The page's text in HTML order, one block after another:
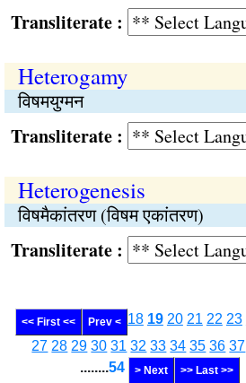
:
Heterogamy
विषमयुग्मन
:
Heterogenesis
विषमैकांतरण (विषम एकांतरण)
:
<< First << Prev < 18 19 20 21 22 23
27 28 29 30 31 32 33 34 35 36 37
........54 > Next >> Last >>